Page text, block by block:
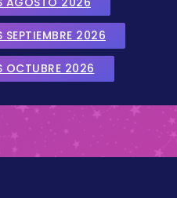
SEPTIEMBRE 2026
OCTUBRE 2026